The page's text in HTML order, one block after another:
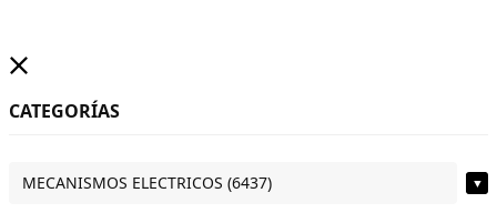
CATEGORÍAS
MECANISMOS ELECTRICOS (6437) ▼